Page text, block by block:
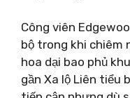
Công viên
bộ trong khi chiêm
hoa dại bao phủ
gần Xa lộ Liên tiểu